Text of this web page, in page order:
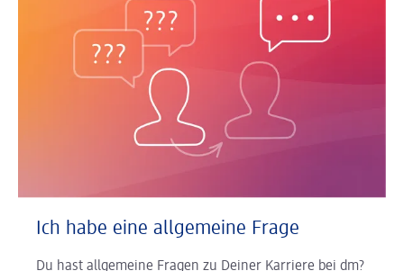
Ich habe eine allgemeine Frage
Du hast allgemeine Fragen zu Deiner Karriere bei dm?